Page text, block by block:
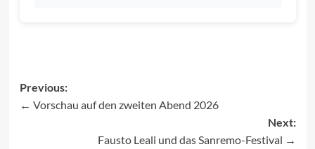
Post
navigation
Previous:
Vorschau auf den zweiten Abend 2026
Next:
Fausto Leali und das Sanremo-Festival